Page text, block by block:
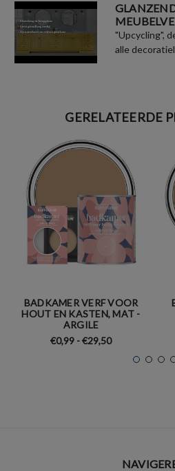
"Upcycling",
alle
GERELATEERDE
BADKAMER VERF VOOR
HOUT EN KASTEN, MAT -
ARGILE
€0,99 - €29,50